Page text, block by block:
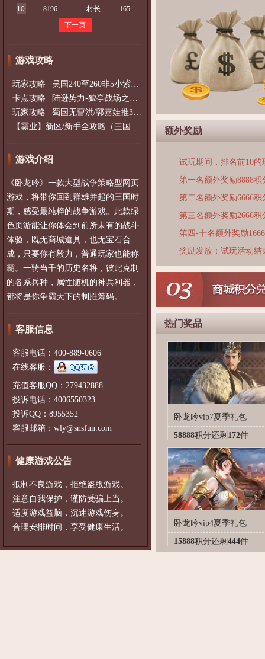
10 8196 村长
165
下一页
游戏攻略
玩家攻略 | 吴国240至260非5小紫过策免
卡点攻略 | 陆逊势力-猇亭战场之陆逊
玩家攻略 | 蜀国无曹洪/郭嘉娃推375级，
【霸业】新区/新手全攻略（三国通用）2
游戏介绍
《卧龙吟》一款大型战争策略型网页
游戏，将带你回到群雄并起的三国时
期，感受最纯粹的战争游戏。此款绿
色页游能让你体会到前所未有的战斗
体验，既无商城道具，也无宝石合
成，只要你有毅力，普通玩家也能称
霸。一骑当千的历史名将，彼此克制
的各系兵种，属性随机的神兵利器，
都将是你争霸天下的制胜筹码。
客服信息
客服电话：400-889-0606
在线客服：
充值客服QQ：279432888
投诉电话：4006550323
投诉QQ：8955352
客服邮箱：wly@snsfun.com
健康游戏公告
抵制不良游戏，拒绝盗版游戏。
注意自我保护，谨防受骗上当。
适度游戏益脑，沉迷游戏伤身。
合理安排时间，享受健康生活。
额外奖励
试玩期间，排名前10
第一名额外奖励8888积
第二名额外奖励6666积
第三名额外奖励2666积
第四-十名额外奖励
奖励发放：试玩活动
热门奖品
卧龙吟vip7夏季礼包
58888积分还剩 172件
卧龙吟vip4夏季礼包
15888积分还剩 444件